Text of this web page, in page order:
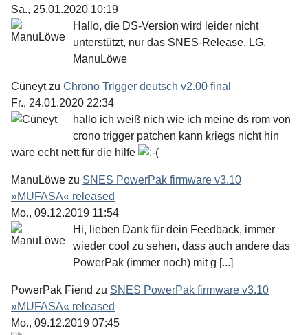
Sa., 25.01.2020 10:19
Hallo, die DS-Version wird leider nicht
unterstützt, nur das SNES-Release. LG,
ManuLöwe
Cüneytzu Chrono Trigger deutsch v2.00 final
Fr., 24.01.2020 22:34
hallo ich weiß nich wie ich meine ds rom von
crono trigger patchen kann kriegs nicht hin
wäre echt nett für die hilfe
ManuLöwe zu SNES PowerPak firmware v3.10
»MUFASA« released
Mo., 09.12.2019 11:54
Hi, lieben Dank für dein Feedback, immer
wieder cool zu sehen, dass auch andere das
PowerPak (immer noch) mit g [...]
PowerPak Fiend zu SNES PowerPak firmware v3.10
»MUFASA« released
Mo., 09.12.2019 07:45